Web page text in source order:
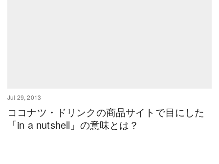
Jul 29, 2013
ココナツ・ドリンクの商品サイトで目にした
「in a nutshell」の意味とは？